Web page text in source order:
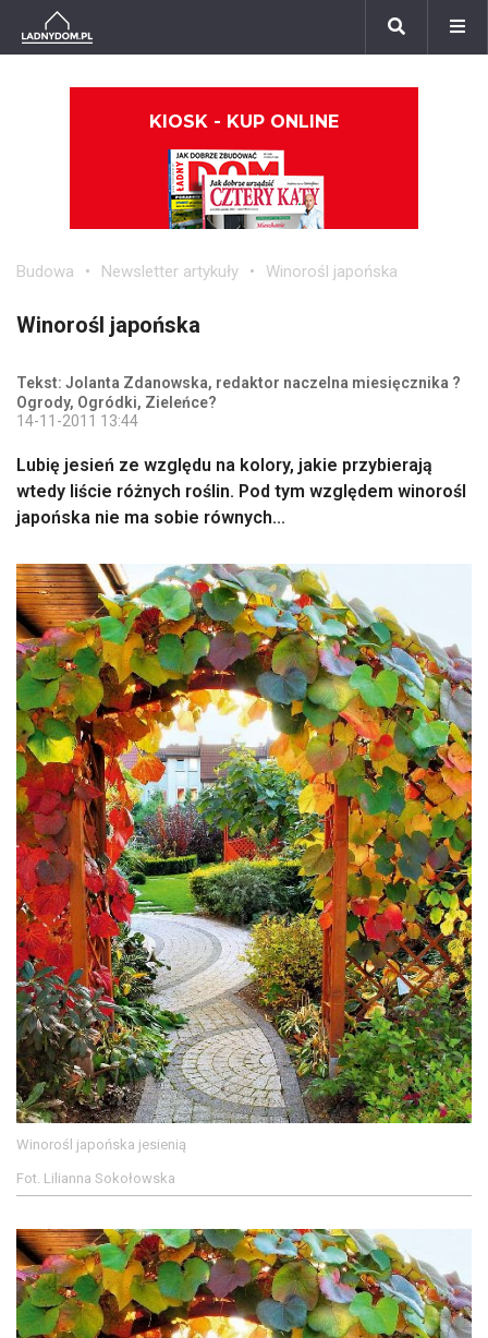
KIOSK - KUP ONLINE
Budowa Newsletter artykuły Winorośl japońska
Winorośl japońska
Tekst: Jolanta Zdanowska, redaktor naczelna miesięcznika ?
Ogrody, Ogródki, Zieleńce?
14-11-2011 13:44
Lubię jesień ze względu na kolory, jakie przybierają
wtedy liście różnych roślin. Pod tym względem winorośl
japońska nie ma sobie równych...
Winorośl japońska jesienią
Fot. Lilianna Sokołowska